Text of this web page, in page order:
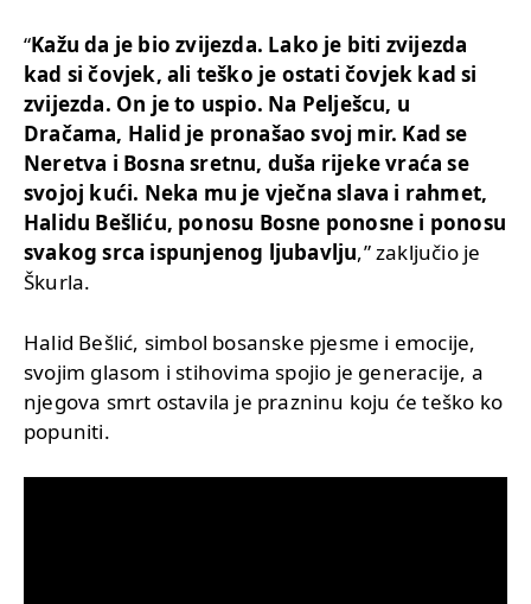
“Kažu da je bio zvijezda. Lako je biti zvijezda
kad si čovjek, ali teško je ostati čovjek kad si
zvijezda. On je to uspio. Na Pelješcu, u
Dračama, Halid je pronašao svoj mir. Kad se
Neretva i Bosna sretnu, duša rijeke vraća se
svojoj kući. Neka mu je vječna slava i rahmet,
Halidu Bešliću, ponosu Bosne ponosne i ponosu
svakog srca ispunjenog ljubavlju,” zaključio je
Škurla.
Halid Bešlić, simbol bosanske pjesme i emocije,
svojim glasom i stihovima spojio je generacije, a
njegova smrt ostavila je prazninu koju će teško ko
popuniti.